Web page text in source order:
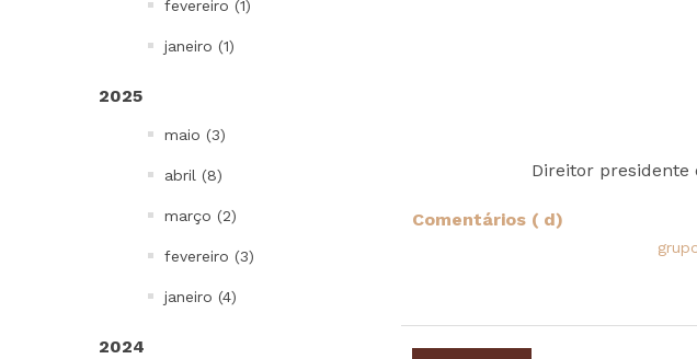
fevereiro (1)
janeiro (1)
2025
maio (3)
abril (8)
março (2)
fevereiro (3)
janeiro (4)
2024
Direitor presidente
Comentários ( d)